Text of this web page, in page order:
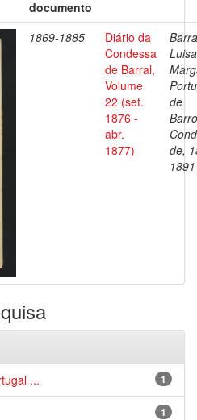
documento
1869-1885
Diário da
Condessa
de Barral,
Volume
22 (set.
1876 -
abr.
1877)
Luisa
de
de,
1891
1
...
1